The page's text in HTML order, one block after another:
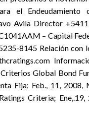
el
Avila Director
– Capital
8145 Relación con
Global Bond
Fija; Feb., 11, 2008,
Criteria; Ene,.19,